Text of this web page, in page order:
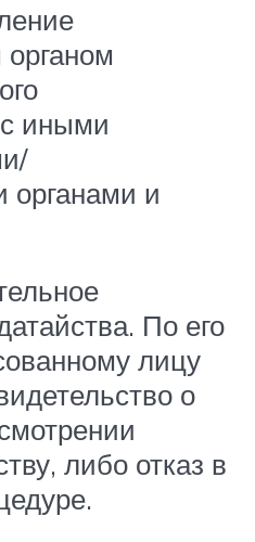
иными
и
По его
лицу
о
либо отказ в